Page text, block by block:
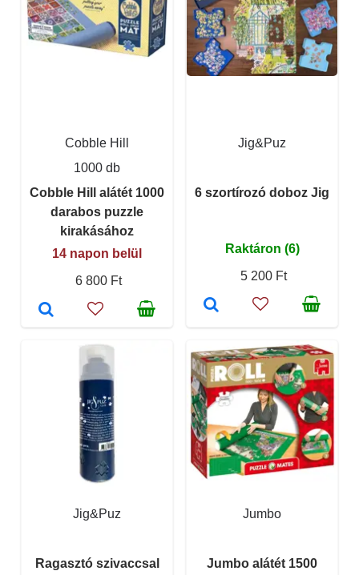
Cobble Hill
1000 db
Cobble Hill alátét 1000
darabos puzzle
kirakásához
14 napon belül
6 800 Ft
Jig&Puz
6 szortírozó doboz Jig
Raktáron (6)
5 200 Ft
Jig&Puz
Ragasztó szivaccsal
Jumbo
Jumbo alátét 1500